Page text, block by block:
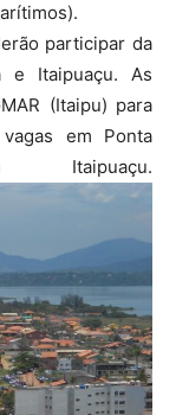
participar da
e Itaipuaçu. As
(Itaipu) para
em Ponta